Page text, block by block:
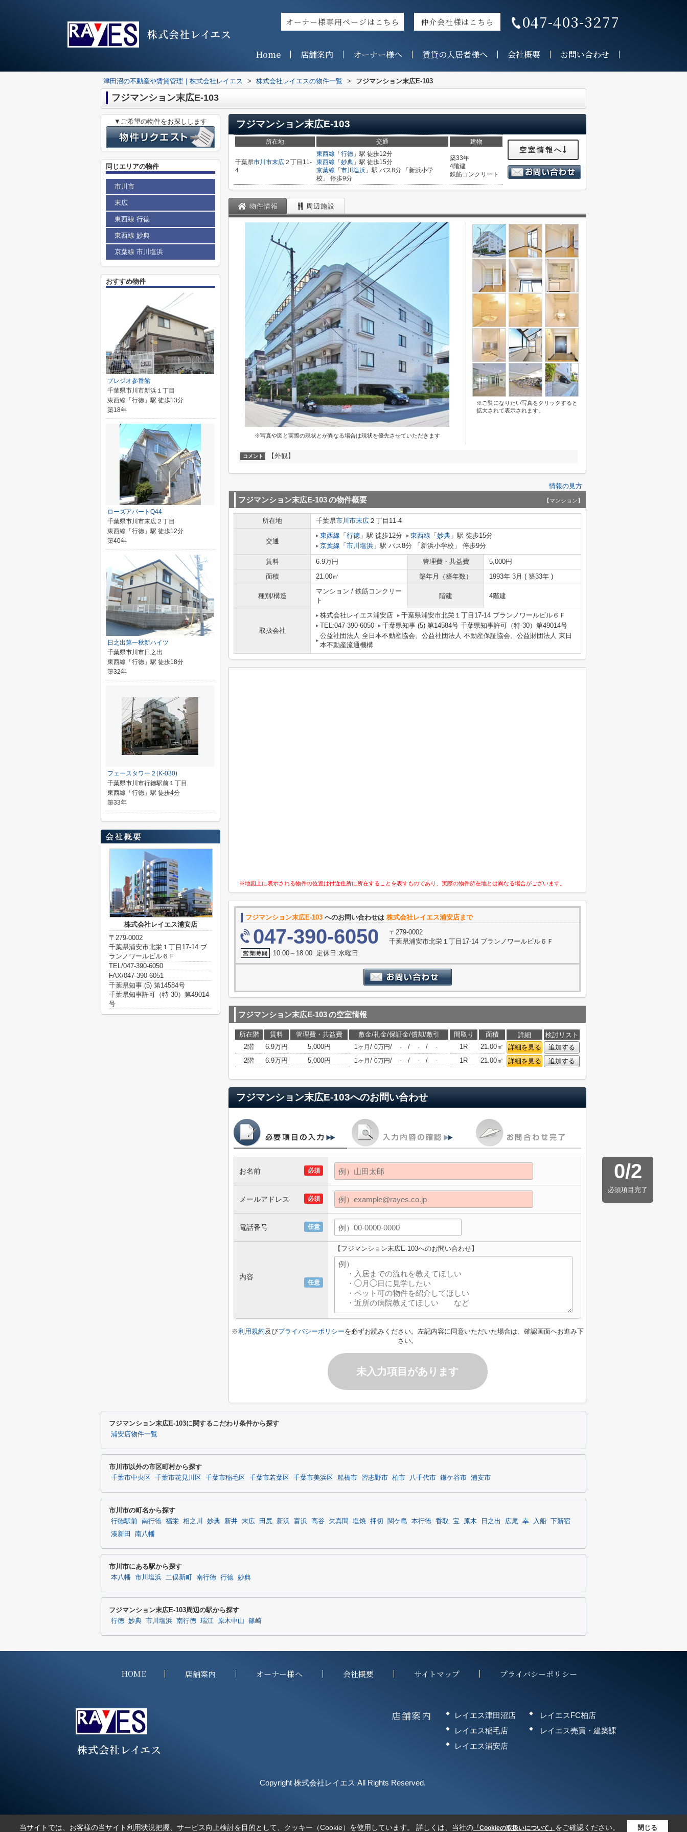
株式会社レイエス
オーナー様専用ページはこちら 仲介会社様はこちら 047-403-3277
Home 店舗案内 オーナー様へ 賃貸の入居者様へ 会社概要 お問い合わせ
津田沼の不動産や賃貸管理｜株式会社レイエス > 株式会社レイエスの物件一覧 > フジマンション末広E-103
フジマンション末広E-103
フジマンション末広E-103
所在地 交通 建物
千葉県市川市末広 ２丁目11-
4
東西線 「 行徳 」駅 徒歩12分
東西線 「 妙典 」駅 徒歩15分
京葉線 「 市川塩浜 」駅 バス8分 「新浜小学
校」 停歩9分
築33年
4階建
鉄筋コンクリート
空室情報へ
物件情報 周辺施設
※写真や図と実際の現状とが異なる場合は現状を優先させていただきます
※ご覧になりたい写真をクリックすると
拡大されて表示されます。
コメント 【外観】
情報の見方
フジマンション末広E-103の物件概要 【マンション】
所在地 千葉県市川市末広 ２丁目11-4
交通
東西線 「 行徳 」駅 徒歩12分 東西線 「 妙典 」駅 徒歩15分
京葉線 「 市川塩浜 」駅 バス8分 「新浜小学校」 停歩9分
賃料 6.9万円 管理費・共益費
5,000円
面積
21.00㎡ 築年月（築年数） 1993年 3月 ( 築33年 )
種別/構造
マンション / 鉄筋コンクリー
ト
階建 4階建
取扱会社
株式会社レイエス浦安店
千葉県浦安市北栄１丁目17-14 ブランノワールビル６Ｆ
TEL:047-390-6050
千葉県知事 (5) 第14584号 千葉県知事許可（特-30）第49014号
公益社団法人 全日本不動産協会、公益社団法人 不動産保証協会、公益財団法人 東日
本不動産流通機構
※地図上に表示される物件の位置は付近住所に所在することを表すものであり、実際の物件所在地とは異なる場合がございます。
フジマンション末広E-103 へのお問い合わせは 株式会社レイエス浦安店まで
047-390-6050
〒279-0002
千葉県浦安市北栄１丁目17-14 ブランノワールビル６Ｆ
10:00～18:00 定休日:水曜日
フジマンション末広E-103の空室情報
所在階 賃料 管理費・共益費 敷金/礼金/保証金/償却/敷引 間取り 面積 詳細
検討リスト
2階
6.9万円 5,000円 1ヶ月 / 0万円/ - / - / - 1R 21.00㎡ 詳細を見る
追加する
2階
6.9万円 5,000円 1ヶ月 / 0万円/ - / - / - 1R 21.00㎡ 詳細を見る 追加する
フジマンション末広E-103へのお問い合わせ
0/2
必須項目完了
必須
お名前
必須
メールアドレス
任意
電話番号
任意
内容
【フジマンション末広E-103へのお問い合わせ】
※利用規約及びプライバシーポリシーを必ずお読みください。左記内容に同意いただいた場合は、確認画面へお進み下
さい。
未入力項目があります
▼ご希望の物件をお探しします
同じエリアの物件
市川市
末広
東西線 行徳
東西線 妙典
京葉線 市川塩浜
おすすめ物件
プレジオ参番館
千葉県市川市新浜１丁目
東西線「行徳」駅 徒歩13分
築18年
ローズアパートQ44
千葉県市川市末広２丁目
東西線「行徳」駅 徒歩12分
築40年
日之出第一秋新ハイツ
千葉県市川市日之出
東西線「行徳」駅 徒歩18分
築32年
フェースタワー２(K-030)
千葉県市川市行徳駅前１丁目
東西線「行徳」駅 徒歩4分
築33年
株式会社レイエス浦安店
〒279-0002
千葉県浦安市北栄１丁目17-14 ブ
ランノワールビル６Ｆ
TEL/047-390-6050
FAX/047-390-6051
千葉県知事 (5) 第14584号
千葉県知事許可（特-30）第49014
号
フジマンション末広E-103に関するこだわり条件から探す
浦安店物件一覧
市川市以外の市区町村から探す
千葉市中央区 千葉市花見川区 千葉市稲毛区 千葉市若葉区 千葉市美浜区 船橋市 習志野市 柏市 八千代市 鎌ケ谷市 浦安市
市川市の町名から探す
行徳駅前 南行徳 福栄 相之川 妙典 新井 末広 田尻 新浜 富浜 高谷 欠真間 塩焼 押切 関ケ島 本行徳 香取 宝 原木 日之出 広尾 幸 入船
下新宿
湊新田
南八幡
市川市にある駅から探す
本八幡 市川塩浜 二俣新町 南行徳 行徳 妙典
フジマンション末広E-103周辺の駅から探す
行徳 妙典 市川塩浜 南行徳 瑞江 原木中山 篠崎
HOME 店舗案内 オーナー様へ 会社概要 サイトマップ プライバシーポリシー
株式会社レイエス
店舗案内
レイエス津田沼店
レイエス稲毛店
レイエス浦安店
レイエスFC柏店
レイエス売買・建築課
Copyright 株式会社レイエス All Rights Reserved.
当サイトでは、お客様の当サイト利用状況把握、サービス向上検討を目的として、クッキー（Cookie）を使用しています。 詳しくは、当社の「Cookieの取扱いについて」 をご確認ください。 閉じる